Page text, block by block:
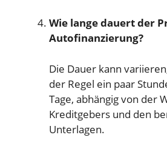
Wie lange dauert der
Autofinanzierung?
Die Dauer kann
der Regel ein paar
Tage, abhängig von der
Kreditgebers und den
Unterlagen.